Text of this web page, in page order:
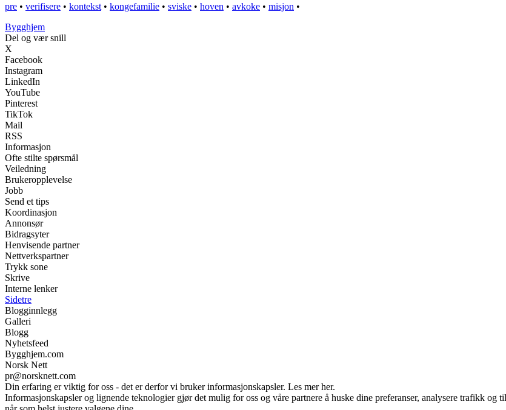
pre • verifisere • kontekst • kongefamilie • sviske • hoven • avkoke • misjon •
Bygghjem
Del og vær snill
X
Facebook
Instagram
LinkedIn
YouTube
Pinterest
TikTok
Mail
RSS
Informasjon
Ofte stilte spørsmål
Veiledning
Brukeropplevelse
Jobb
Send et tips
Koordinasjon
Annonsør
Bidragsyter
Henvisende partner
Nettverkspartner
Trykk sone
Skrive
Interne lenker
Sidetre
Blogginnlegg
Galleri
Blogg
Nyhetsfeed
Bygghjem.com
Norsk Nett
pr@norsknett.com
Din erfaring er viktig for oss - det er derfor vi bruker informasjonskapsler. Les mer her.
Informasjonskapsler og lignende teknologier gjør det mulig for oss og våre partnere å huske dine preferanser, analysere trafikk og